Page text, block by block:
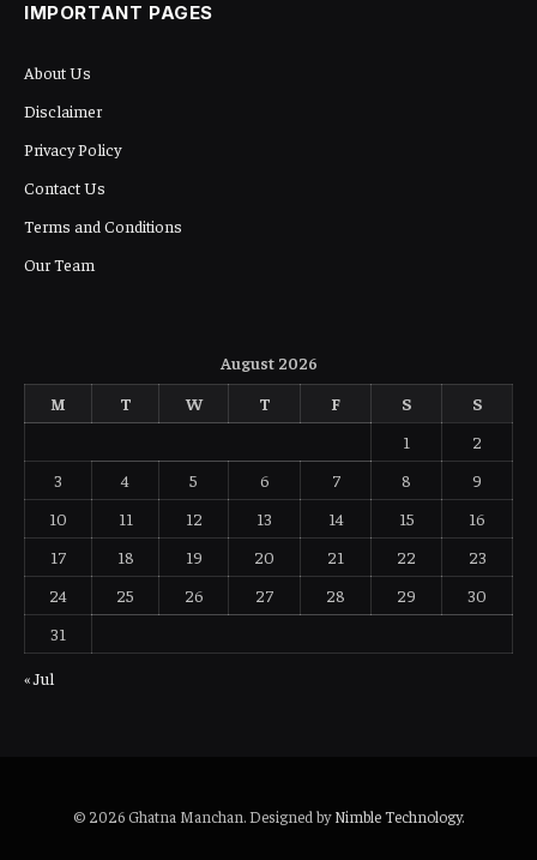
IMPORTANT PAGES
About Us
Disclaimer
Privacy Policy
Contact Us
Terms and Conditions
Our Team
August 2026
M
T W T F S
S
1
2
3
4 5 6 7 8
9
10
11 12 13 14 15
16
17
18 19 20 21 22
23
24
25 26 27 28 29
30
31
« Jul
© 2026 Ghatna Manchan. Designed byNimble Technology.